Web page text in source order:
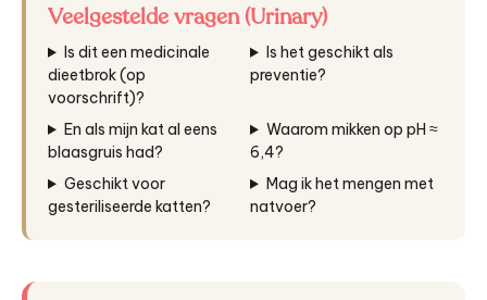
Veelgestelde vragen (Urinary)
Is dit een medicinale
dieetbrok (op
voorschrift)?
Is het geschikt als
preventie?
En als mijn kat al eens
blaasgruis had?
Waarom mikken op pH ≈
6,4?
Geschikt voor
gesteriliseerde katten?
Mag ik het mengen met
natvoer?